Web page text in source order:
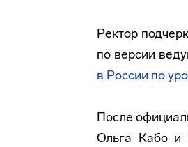
Ректор
по версии
в России по
После
Ольга Кабо и